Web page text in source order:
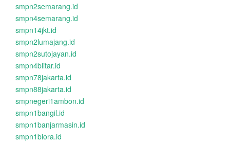
smpn2semarang.id
smpn4semarang.id
smpn14jkt.id
smpn2lumajang.id
smpn2sutojayan.id
smpn4blitar.id
smpn78jakarta.id
smpn88jakarta.id
smpnegeri1ambon.id
smpn1bangil.id
smpn1banjarmasin.id
smpn1biora.id